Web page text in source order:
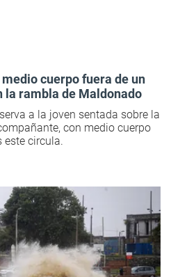
cuerpo fuera de un
la rambla de Maldonado
a la joven sentada sobre la
con medio cuerpo
este circula.